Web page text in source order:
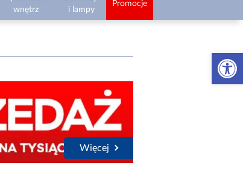
Otwórz
wnętrz
i lampy
Promocje
Więcej